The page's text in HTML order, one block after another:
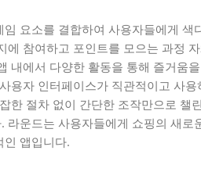
임 요소를 결합하여 사용자들에게
에 참여하고 포인트를 모으는 과정
내에서 다양한 활동을 통해 즐거움
용자 인터페이스가 직관적이고 사
한 절차 없이 간단한 조작만으로 챌
라운드는 사용자들에게 쇼핑의 새
인 앱입니다.